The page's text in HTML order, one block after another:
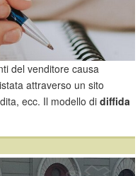
del venditore causa
attraverso un sito
ecc. Il modello didiffida